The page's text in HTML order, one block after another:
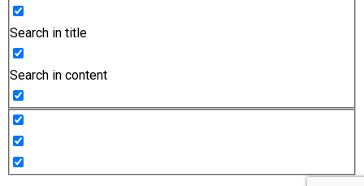
Search in title
Search in content